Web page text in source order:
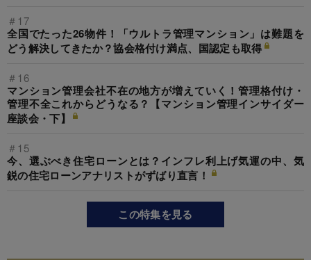
＃17
全国でたった26物件！「ウルトラ管理マンション」は難題を
どう解決してきたか？協会格付け満点、国認定も取得
＃16
マンション管理会社不在の地方が増えていく！管理格付け・
管理不全これからどうなる？【マンション管理インサイダー
座談会・下】
＃15
今、選ぶべき住宅ローンとは？インフレ利上げ気運の中、気
鋭の住宅ローンアナリストがずばり直言！
この特集を見る